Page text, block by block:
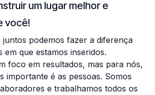
um lugar melhor e
você!
juntos podemos fazer a diferença
em que estamos inseridos.
foco em resultados, mas para nós,
importante é as pessoas. Somos
e trabalhamos todos os